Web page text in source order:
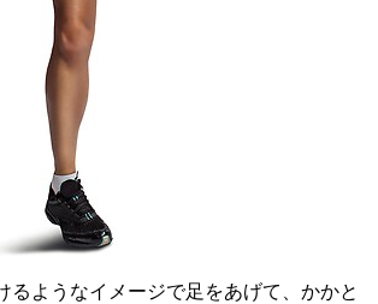
るようなイメージで足をあげて、かかと